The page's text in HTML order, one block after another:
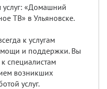
«Домашний
ТВ» в Ульяновске.
к услугам
и поддержки. Вы
специалистам
возникших
услуг.